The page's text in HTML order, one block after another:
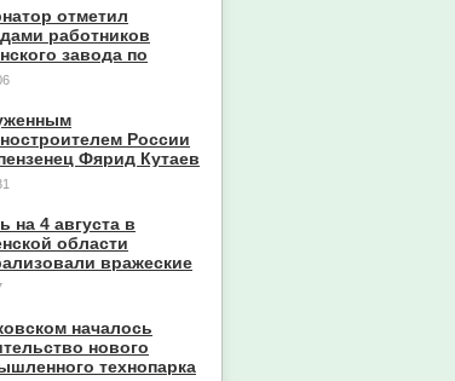
отметил
работников
завода по
станков
России
Фярид Кутаев
на 4 августа в
области
вражеские
началось
нового
технопарка